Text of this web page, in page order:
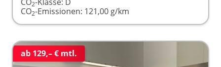
2
CO2-Emissionen: 121,00 g/km
ab 129,– € mtl.